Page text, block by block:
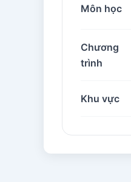
Môn học
Chương
trình
Khu vực